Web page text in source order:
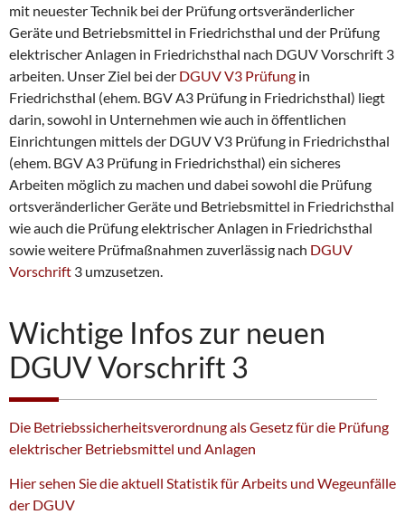
mit neuester Technik bei der Prüfung ortsveränderlicher
Geräte und Betriebsmittel in Friedrichsthal und der Prüfung
elektrischer Anlagen in Friedrichsthal nach DGUV Vorschrift 3
arbeiten. Unser Ziel bei der DGUV V3 Prüfung in
Friedrichsthal (ehem. BGV A3 Prüfung in Friedrichsthal) liegt
darin, sowohl in Unternehmen wie auch in öffentlichen
Einrichtungen mittels der DGUV V3 Prüfung in Friedrichsthal
(ehem. BGV A3 Prüfung in Friedrichsthal) ein sicheres
Arbeiten möglich zu machen und dabei sowohl die Prüfung
ortsveränderlicher Geräte und Betriebsmittel in Friedrichsthal
wie auch die Prüfung elektrischer Anlagen in Friedrichsthal
sowie weitere Prüfmaßnahmen zuverlässig nach DGUV
Vorschrift 3 umzusetzen.
Wichtige Infos zur neuen
DGUV Vorschrift 3
Die Betriebssicherheitsverordnung als Gesetz für die Prüfung
elektrischer Betriebsmittel und Anlagen
Hier sehen Sie die aktuell Statistik für Arbeits und Wegeunfälle
der DGUV